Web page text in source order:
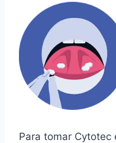
Para tomar